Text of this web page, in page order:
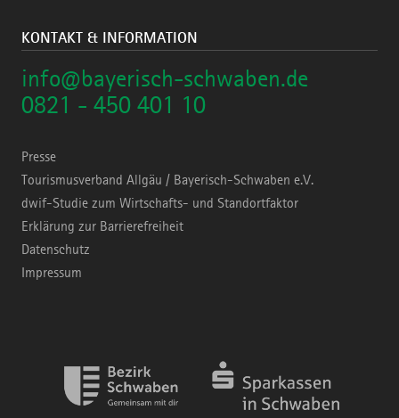
KONTAKT & INFORMATION
info@bayerisch-schwaben.de
0821 - 450 401 10
Presse
Tourismusverband Allgäu / Bayerisch-Schwaben e.V.
dwif-Studie zum Wirtschafts- und Standortfaktor
Erklärung zur Barrierefreiheit
Datenschutz
Impressum